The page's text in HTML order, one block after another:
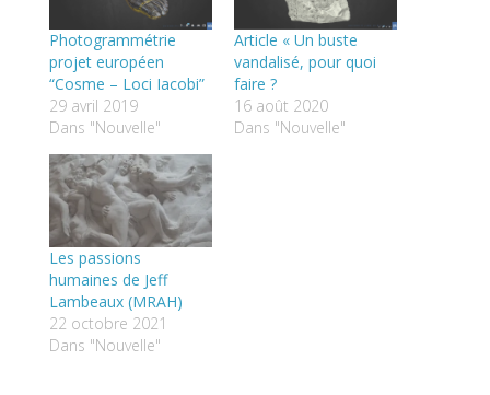
Photogrammétrie
projet européen
“Cosme – Loci Iacobi”
29 avril 2019
Dans "Nouvelle"
Article « Un buste
vandalisé, pour quoi
faire ?
16 août 2020
Dans "Nouvelle"
Les passions
humaines de Jeff
Lambeaux (MRAH)
22 octobre 2021
Dans "Nouvelle"